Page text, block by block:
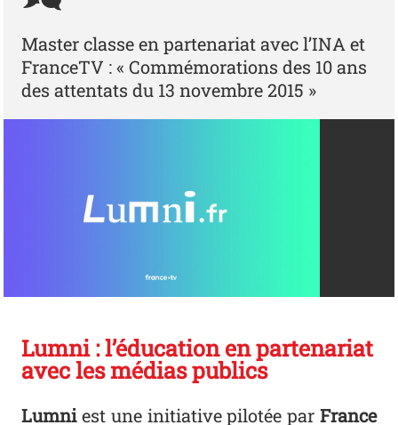
Master classe en partenariat avec l’INA et
FranceTV : « Commémorations des 10 ans
des attentats du 13 novembre 2015 »
Lumni : l’éducation en partenariat
avec les médias publics
Lumniest une initiative pilotée par France